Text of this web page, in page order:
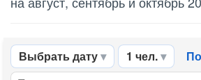
Выбрать дату 1 чел.